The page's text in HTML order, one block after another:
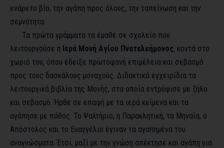
ενάρετο βίο, την αγάπη προς όλους, την ταπείνωση και την
σεμνότητα.
Τα πρώτα γράμματα τα έμαθε σε σχολείο που
λειτουργούσε η Ιερά Μονή Αγίου Πνατελεήμονος, κοντά στο
χωριό του, όπου έδειξε πρωτοφανή επιμέλεια και σεβασμό
προς τους δασκάλους μοναχούς. Διδακτικά εγχειρίδια τα
λειτουργικά βιβλία της Μονής, στα οποία εντρύφισε με ζήλο
και σεβασμό. Ήρθε σε επαφή με τα ιερά κείμενα και τα
αγάπησε με πάθος. Το Ψαλτήριο, η Παρακλητική, τα Μηναία, ο
Απόστολος και το Ευαγγέλιο έγιναν τα αγαπημένα του
αναγνώσματα. Έτσι, μαζί με την γνώση απέκτησε και αγάπη για